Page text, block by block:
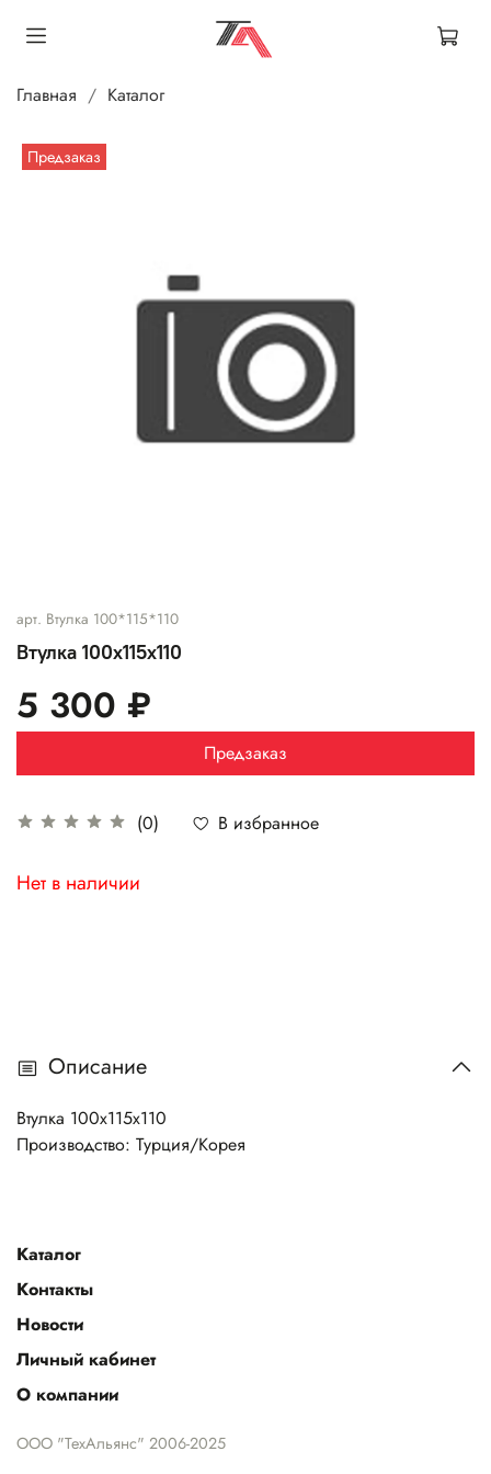
Главная Каталог
Предзаказ
арт. Втулка 100*115*110
Втулка 100х115х110
(0) В избранное
Нет в наличии
5 300 ₽
Предзаказ
Описание
Втулка 100х115х110
Производство: Турция/Корея
Каталог
Контакты
Новости
Личный кабинет
О компании
ООО "ТехАльянс" 2006-2025